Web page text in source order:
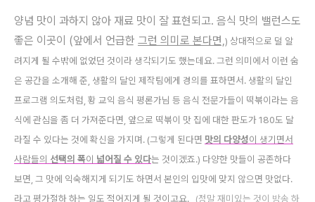
양념 맛이 과하지 않아 재료 맛이 잘 표현되고. 음식 맛의 밸런스도
좋은 이곳이 (앞에서 언급한 그런 의미로 본다면,) 상대적으로 덜 알
려지게 될 수밖에 없었던 것이라 생각되기도 했는데요. 그런 의미에서 이런 숨
은 공간을 소개해 준, 생활의 달인 제작팀에게 경의를 표하면서. 생활의 달인
프로그램 의도처럼, 황 교익 음식 평론가님 등 음식 전문가들이 떡볶이라는 음
식에 관심을 좀 더 가져준다면, 앞으로 떡볶이 맛 집에 대한 판도가 180도 달
라질 수 있다는 것에 확신을 가지며. (그렇게 된다면 맛의 다양성이 생기면서
사람들의 선택의 폭이 넓어질 수 있다는 것이겠죠.) 다양한 맛들이 공존하다
보면, 그 맛에 익숙해지게 되기도 하면서 본인의 입맛에 맞지 않으면 맛없다.
라고 평가절하 하는 일도 적어지게 될 것이고요. (정말 재미있는 것이 방송 하